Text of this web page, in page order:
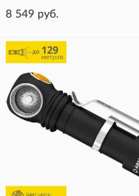
8 549 руб.